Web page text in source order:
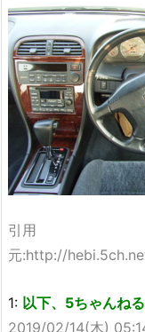
引用
元:http://
1: 以下、5ちゃんね
2019/02/14(木)